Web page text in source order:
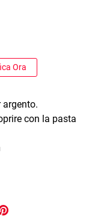
Ora
argento.
con la pasta